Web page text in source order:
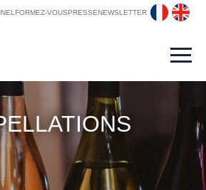
FORMEZ-VOUSPRESSENEWSLETTER fr en